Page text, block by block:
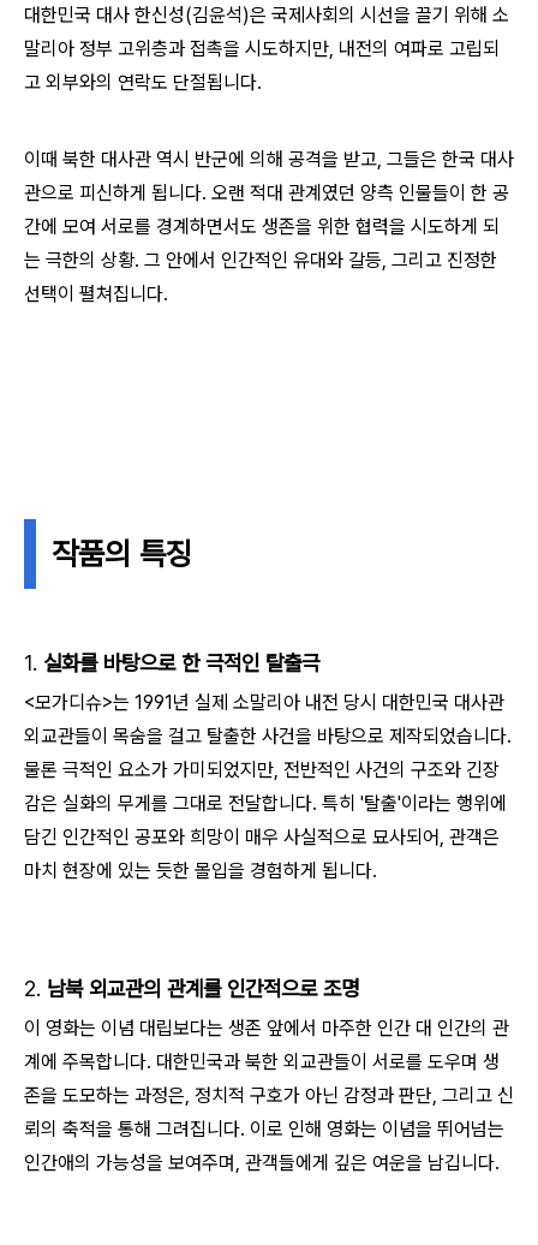
대한민국 대사 한신성(김윤석)은 국제사회의 시선을 끌기 위해 소
말리아 정부 고위층과 접촉을 시도하지만, 내전의 여파로 고립되
고 외부와의 연락도 단절됩니다.
이때 북한 대사관 역시 반군에 의해 공격을 받고, 그들은 한국 대사
관으로 피신하게 됩니다. 오랜 적대 관계였던 양측 인물들이 한 공
간에 모여 서로를 경계하면서도 생존을 위한 협력을 시도하게 되
는 극한의 상황. 그 안에서 인간적인 유대와 갈등, 그리고 진정한
선택이 펼쳐집니다.
작품의 특징
1. 실화를 바탕으로 한 극적인 탈출극
<모가디슈>는 1991년 실제 소말리아 내전 당시 대한민국 대사관
외교관들이 목숨을 걸고 탈출한 사건을 바탕으로 제작되었습니다.
물론 극적인 요소가 가미되었지만, 전반적인 사건의 구조와 긴장
감은 실화의 무게를 그대로 전달합니다. 특히 '탈출'이라는 행위에
담긴 인간적인 공포와 희망이 매우 사실적으로 묘사되어, 관객은
마치 현장에 있는 듯한 몰입을 경험하게 됩니다.
2. 남북 외교관의 관계를 인간적으로 조명
이 영화는 이념 대립보다는 생존 앞에서 마주한 인간 대 인간의 관
계에 주목합니다. 대한민국과 북한 외교관들이 서로를 도우며 생
존을 도모하는 과정은, 정치적 구호가 아닌 감정과 판단, 그리고 신
뢰의 축적을 통해 그려집니다. 이로 인해 영화는 이념을 뛰어넘는
인간애의 가능성을 보여주며, 관객들에게 깊은 여운을 남깁니다.